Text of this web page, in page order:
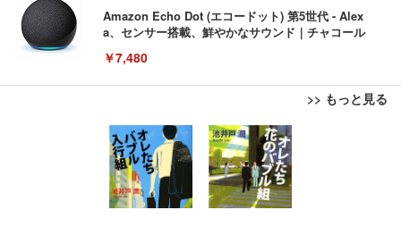
Amazon Echo Dot (エコードット) 第5世代 - Alex
a、センサー搭載、鮮やかなサウンド｜チャコール
￥7,480
>> もっと見る
[EdoErgo] オフィスチェア 椅子 テレワーク 疲れな
い 跳ね上げ式アームレスト コンパクト 約105度ロッ
キング pc 事務椅子 360度回転 座面昇降 強化ナイロ
ン樹脂ベース 通気性メッシュ 在宅ワーク H-WY01
(黒網+黒枠+黒足)
￥5,699
EIZO ビジネス向けプレミアムモニター | FlexScan
EV3240X-WT | 31.5型4K UHD・USB Type-C・ホワ
イト
￥105,595
Amazonベーシック ペットシーツ 薄型 レギュラー 1
回使い捨て 無香料 ホワイト 300枚
￥3,373